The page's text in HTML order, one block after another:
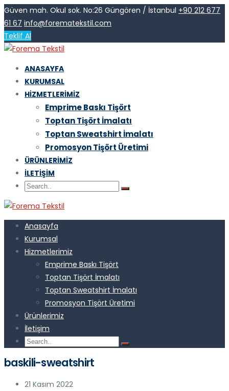
Güven mah. Okul sok. No:26 Güngören / İstanbul +90 212 677
61 67 info@forematekstil.com
Teklif Al
ANASAYFA
KURUMSAL
HIZMETLERIMIZ
Emprime Baskı Tişört
Toptan Tişört İmalatı
Toptan Sweatshirt İmalatı
Promosyon Tişört Üretimi
ÜRÜNLERIMIZ
İLETIŞIM
Anasayfa
Kurumsal
Hizmetlerimiz
Emprime Baskı Tişört
Toptan Tişört İmalatı
Toptan Sweatshirt İmalatı
Promosyon Tişört Üretimi
Ürünlerimiz
İletişim
baskili-sweatshirt
21 Kasım 2022